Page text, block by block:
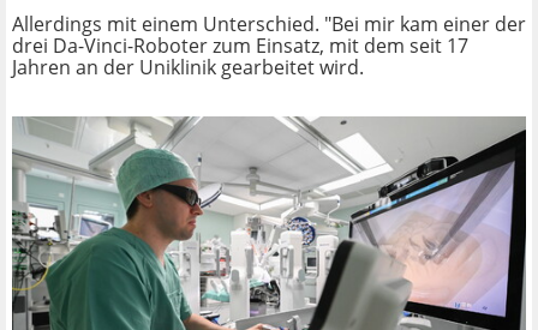
Allerdings mit einem Unterschied. "Bei mir kam einer der
drei Da-Vinci-Roboter zum Einsatz, mit dem seit 17
Jahren an der Uniklinik gearbeitet wird.